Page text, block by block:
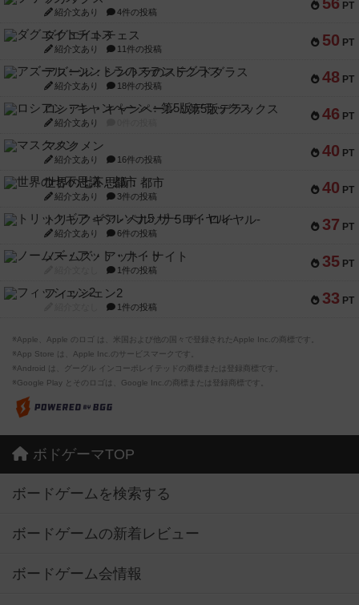
PT
紹介文あり 4件の投稿
50 PT
ダグエイトチェス
紹介文あり 11件の投稿
48 PT
アズール：シントラのステンドグラス
紹介文あり 18件の投稿
46 PT
ロシアン・キャンペーン：第5版デラックス
紹介文あり
40 PT
マスクメン
紹介文あり 16件の投稿
40 PT
世界の七不思議：都市
紹介文あり 3件の投稿
37 PT
トリックギア - ペルソナ5 ザ・ロイヤル-
紹介文あり 6件の投稿
35 PT
ノームズ・アット・ナイト
1件の投稿
33 PT
フィッシェン2
1件の投稿
※Apple、Apple のロゴ は、米国および他の国々で登録されたApple Inc.の商標です。
※App Store は、Apple Inc.のサービスマークです。
※Android は、グーグル インコーポレイテッドの商標または登録商標です。
※Google Play とそのロゴは、Google Inc.の商標または登録商標です。
ボドゲーマTOP
ボードゲームを検索する
ボードゲームの新着レビュー
ボードゲーム会情報